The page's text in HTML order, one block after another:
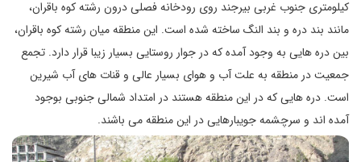
کیلومتری جنوب غربی بیرجند روی رودخانه فصلی درون رشته کوه باقران،
مانند بند دره و بند النگ ساخته شده است. این منطقه میان رشته کوه باقران،
بین دره هایی به وجود آمده که در جوار روستایی بسیار زیبا قرار دارد. تجمع
جمعیت در منطقه به علت آب و هوای بسیار عالی و قنات های آب شیرین
است. دره هایی که در این منطقه هستند در امتداد شمالی جنوبی بوجود
آمده اند و سرچشمه جویبارهایی در این منطقه می باشند.